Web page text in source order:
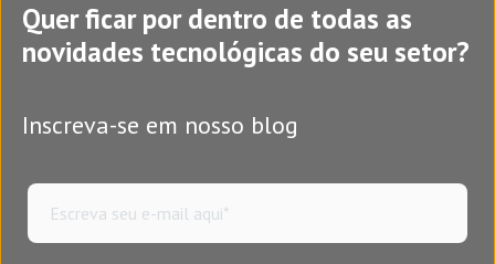
Quer ficar por dentro de todas as
novidades tecnológicas do seu setor?
Inscreva-se em nosso blog